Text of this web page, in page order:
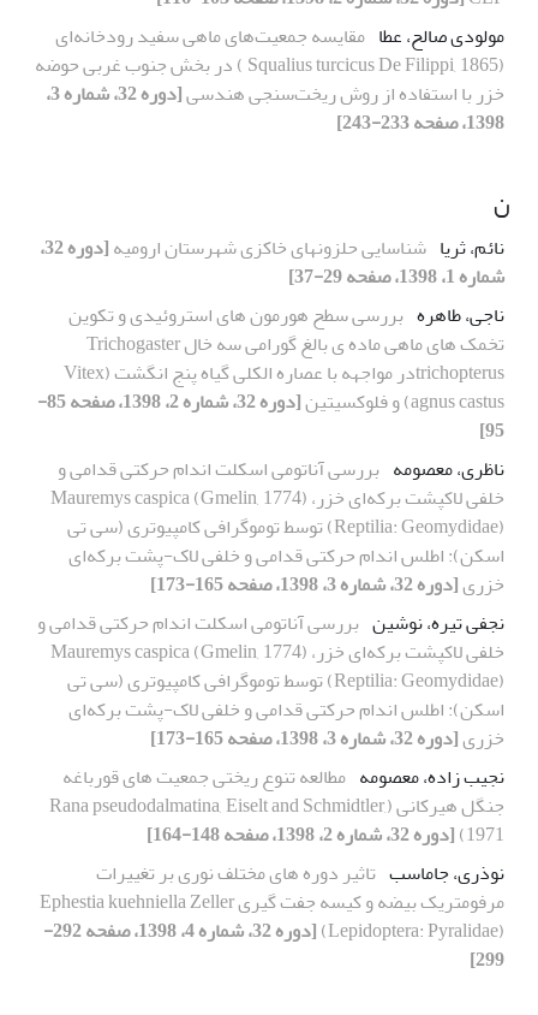
مولودی صالح، عطا مقایسه‌ جمعیت‌های ماهی سفید رودخانه‌ای
(Squalius turcicus De Filippi, 1865 ) در بخش جنوب غربی حوضه
خزر با استفاده از روش ریخت‌سنجی هندسی
[دوره 32، شماره 3،
1398، صفحه 233-243]
ن
نائم، ثریا شناسایی حلزونهای خاکزی شهرستان ارومیه
[دوره 32،
شماره 1، 1398، صفحه 29-37]
ناجی، طاهره بررسی سطح هورمون های استروئیدی و تکوین
تخمک های ماهی ماده ی بالغ گورامی سه خال Trichogaster
trichopterusدر مواجهه با عصاره الکلی گیاه پنج انگشت (Vitex
agnus castus) و فلوکسیتین
[دوره 32، شماره 2، 1398، صفحه 85-
95]
ناظری، معصومه بررسی آناتومی اسکلت اندام حرکتی قدامی و
خلفی لاکپشت برکه‌ای خزر، Mauremys caspica (Gmelin, 1774)
(Reptilia: Geomydidae) توسط توموگرافی کامپیوتری (سی تی
اسکن): اطلس اندام حرکتی قدامی و خلفی لاک-پشت برکه‌ای
خزری[دوره 32، شماره 3، 1398، صفحه 165-173]
نجفی تیره، نوشین بررسی آناتومی اسکلت اندام حرکتی قدامی و
خلفی لاکپشت برکه‌ای خزر، Mauremys caspica (Gmelin, 1774)
(Reptilia: Geomydidae) توسط توموگرافی کامپیوتری (سی تی
اسکن): اطلس اندام حرکتی قدامی و خلفی لاک-پشت برکه‌ای
خزری[دوره 32، شماره 3، 1398، صفحه 165-173]
نجیب زاده، معصومه مطالعه تنوع ریختی جمعیت های قورباغه
جنگل هیرکانی (Rana pseudodalmatina, Eiselt and Schmidtler,
1971) [دوره 32، شماره 2، 1398، صفحه 148-164]
نوذری، جاماسب تاثیر دوره های مختلف نوری بر تغییرات
مرفومتریک بیضه و کیسه جفت گیری Ephestia kuehniella Zeller
(Lepidoptera: Pyralidae)
[دوره 32، شماره 4، 1398، صفحه 292-
299]